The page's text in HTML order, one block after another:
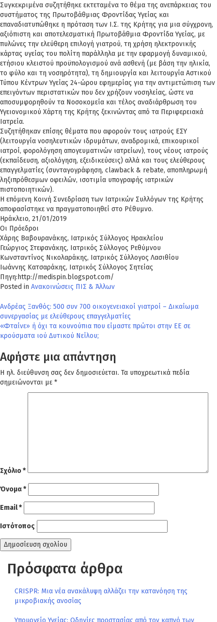
Συγκεκριμένα συζητήθηκε εκτεταμένα το θέμα της ανεπάρκειας του
συστήματος της Πρωτοβάθμιας Φροντίδας Υγείας και
επαναδιατυπώθηκε η πρόταση των Ι.Σ. της Κρήτης για μια σύγχρονη,
αξιόπιστη και αποτελεσματική Πρωτοβάθμια Φροντίδα Υγείας, με
πυλώνες την ελεύθερη επιλογή γιατρού, τη χρήση ηλεκτρονικής
κάρτας υγείας του πολίτη παράλληλα με την εφαρμογή δυναμικού,
ετήσιου κλειστού προϋπολογισμού ανά ασθενή (με βάση την ηλικία,
το φύλο και τη νοσηρότητα), τη δημιουργία και λειτουργία Αστικού
Τύπου Κέντρων Υγείας 24-ώρου εφημερίας για την αντιμετώπιση των
επειγόντων περιστατικών που δεν χρήζουν νοσηλείας, ώστε να
αποσυμφορηθούν τα Νοσοκομεία και τέλος αναδιάρθρωση του
Υγειονομικού Χάρτη της Κρήτης ξεκινώντας από τα Περιφερειακά
Ιατρεία.
Συζητήθηκαν επίσης θέματα που αφορούν τους ιατρούς ΕΣΥ
(λειτουργία νοσηλευτικών ιδρυμάτων, αναδρομικά, επικουρικοί
ιατροί, φορολόγηση απογευματινών ιατρείων), τους νέους ιατρούς
(εκπαίδευση, αξιολόγηση, εξειδικεύσεις) αλλά και τους ελεύθερους
επαγγελματίες (συνταγογράφηση, clawback & rebate, αποπληρωμή
ληξιπρόθεσμων οφειλών, ισοτιμία υπογραφής ιατρικών
πιστοποιητικών).
Η επόμενη Κοινή Συνεδρίαση των Ιατρικών Συλλόγων της Κρήτης
αποφασίστηκε να πραγματοποιηθεί στο Ρέθυμνο.
Ηράκλειο, 21/01/2019
Οι Πρόεδροι
Χάρης Βαβουρανάκης, Ιατρικός Σύλλογος Ηρακλείου
Γεώργιος Στεφανάκης, Ιατρικός Σύλλογος Ρεθύμνου
Κωνσταντίνος Νικολαράκης, Ιατρικός Σύλλογος Λασιθίου
Ιωάννης Κατσαράκης, Ιατρικός Σύλλογος Σητείας
Πηγη:http://medispin.blogspot.com/
Posted in Ανακοινώσεις ΠΙΣ & Άλλων
Πλοήγηση
άρθρων
Ανδρέας Ξανθός: 500 συν 700 οικογενειακοί γιατροί – Δικαίωμα
συνεργασίας με ελεύθερους επαγγελματίες
«Φταίνε» ή όχι τα κουνούπια που είμαστε πρώτοι στην ΕΕ σε
κρούσματα ιού Δυτικού Νείλου;
Αφήστε μια απάντηση
Η ηλ. διεύθυνση σας δεν δημοσιεύεται. Τα υποχρεωτικά πεδία
σημειώνονται με *
Σχόλιο*
Όνομα*
Email*
Ιστότοπος
Πρόσφατα άρθρα
CRISPR: Μια νέα ανακάλυψη αλλάζει την κατανόηση της
μικροβιακής ανοσίας
Υπουργείο Υγείας: Οδηγίες προστασίας από τον καπνό των